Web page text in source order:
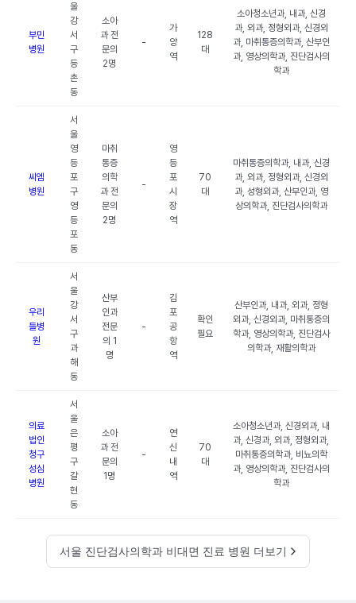
부민
병원
울
강
서
구
등
촌
동
소아
과 전
문의
2명
-
가
양
역
128
대
소아청소년과, 내과, 신경
과, 외과, 정형외과, 신경외
과, 마취통증의학과, 산부인
과, 영상의학과, 진단검사의
학과
씨엠
병원
서
울
영
등
포
구
영
등
포
동
마취
통증
의학
과 전
문의
2명
-
영
등
포
시
장
역
70
대
마취통증의학과, 내과, 신경
과, 외과, 정형외과, 신경외
과, 성형외과, 산부인과, 영
상의학과, 진단검사의학과
우리
들병
원
서
울
강
서
구
과
해
동
산부
인과
전문
의 1
명
-
김
포
공
항
역
확인
필요
산부인과, 내과, 외과, 정형
외과, 신경외과, 마취통증의
학과, 영상의학과, 진단검사
의학과, 재활의학과
의료
법인
청구
성심
병원
서
울
은
평
구
갈
현
동
소아
과 전
문의
1명
-
연
신
내
역
70
대
소아청소년과, 신경외과, 내
과, 신경과, 외과, 정형외과,
마취통증의학과, 비뇨의학
과, 영상의학과, 진단검사의
학과
서울 진단검사의학과 비대면 진료 병원 더보기